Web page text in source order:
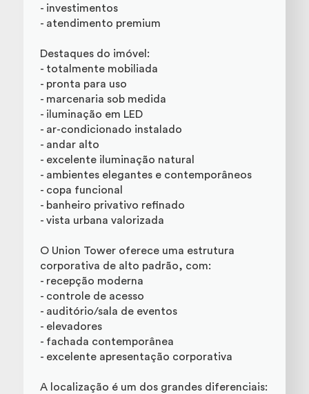
- investimentos
- atendimento premium
Destaques do imóvel:
- totalmente mobiliada
- pronta para uso
- marcenaria sob medida
- iluminação em LED
- ar-condicionado instalado
- andar alto
- excelente iluminação natural
- ambientes elegantes e contemporâneos
- copa funcional
- banheiro privativo refinado
- vista urbana valorizada
O Union Tower oferece uma estrutura
corporativa de alto padrão, com:
- recepção moderna
- controle de acesso
- auditório/sala de eventos
- elevadores
- fachada contemporânea
- excelente apresentação corporativa
A localização é um dos grandes diferenciais: